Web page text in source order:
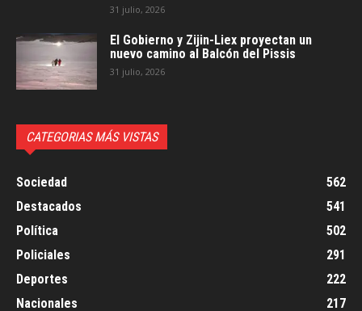
31 julio, 2026
El Gobierno y Zijin-Liex proyectan un
nuevo camino al Balcón del Pissis
31 julio, 2026
CATEGORIAS MÁS VISTAS
Sociedad
562
Destacados
541
Política
502
Policiales
291
Deportes
222
Nacionales
217